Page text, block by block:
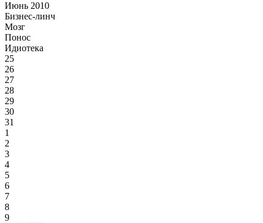
Июнь 2010
Бизнес-линч
Мозг
Понос
Идиотека
25
26
27
28
29
30
31
1
2
3
4
5
6
7
8
9